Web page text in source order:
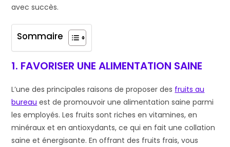
avec succès.
Sommaire
1. FAVORISER UNE ALIMENTATION SAINE
L’une des principales raisons de proposer des fruits au
bureau est de promouvoir une alimentation saine parmi
les employés. Les fruits sont riches en vitamines, en
minéraux et en antioxydants, ce qui en fait une collation
saine et énergisante. En offrant des fruits frais, vous